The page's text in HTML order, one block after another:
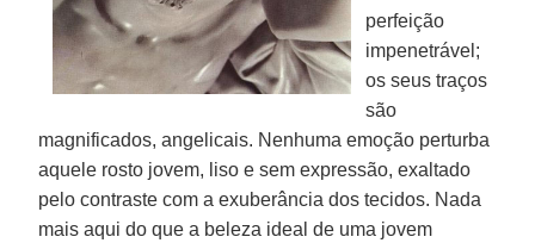
perfeição
impenetrável;
os seus traços
são
magnificados, angelicais. Nenhuma emoção perturba
aquele rosto jovem, liso e sem expressão, exaltado
pelo contraste com a exuberância dos tecidos. Nada
mais aqui do que a beleza ideal de uma jovem